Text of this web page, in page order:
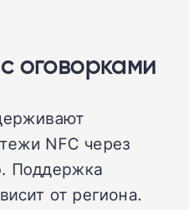
оговорками
NFC через
Поддержка
от региона.